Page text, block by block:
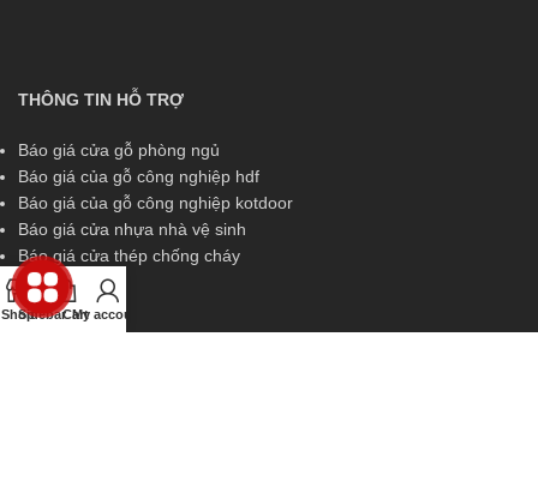
THÔNG TIN HỖ TRỢ
Báo giá cửa gỗ phòng ngủ
Báo giá của gỗ công nghiệp hdf
Báo giá của gỗ công nghiệp kotdoor
Báo giá cửa nhựa nhà vệ sinh
Báo giá cửa thép chống cháy
ShopSidebarCart
My account